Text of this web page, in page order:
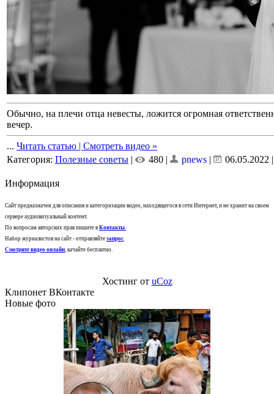
Обычно, на плечи отца невесты, ложится огромная
вечер.
... Читать статью | Смотреть видео »
Категория: Полезные советы | 480 | pnews | 06.05.2022
Информация
Сайт предназначен для описания и категоризации видео, находящегося в сети Интернет, и не хранит на своем
сервере аудиовизуальный контент.
По вопросам авторских прав пишите в Контакты.
Набор журналистов на сайт - отправляйте запрос.
Смотрите видео онлайн, качайте бесплатно.
Хостинг от uCoz
Клипонет ВКонтакте
Новые фото